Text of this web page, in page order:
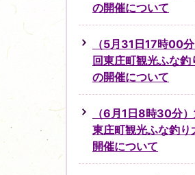
の開催について
（5月31日17時00
回東庄町観光ふな釣
の開催について
（6月1日8時30分
東庄町観光ふな釣り
開催について